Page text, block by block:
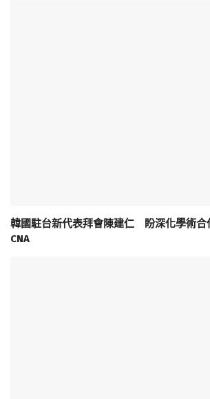
韓國駐台新代表拜會陳建仁 盼深化學術合
CNA